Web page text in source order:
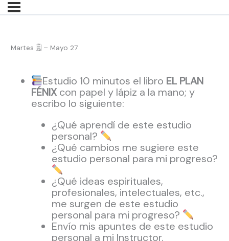
Martes 🗒 – Mayo 27
Estudio 10 minutos el libro EL PLAN
FÉNIXcon papel y lápiz a la mano; y
escribo lo siguiente:
¿Qué aprendí de este estudio
personal?
¿Qué cambios me sugiere este
estudio personal para mi progreso?
¿Qué ideas espirituales,
profesionales, intelectuales, etc.,
me surgen de este estudio
personal para mi progreso?
Envío mis apuntes de este estudio
personal a mi Instructor.